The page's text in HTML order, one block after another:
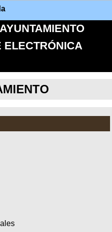
AYUNTAMIENTO
ELECTRÓNICA